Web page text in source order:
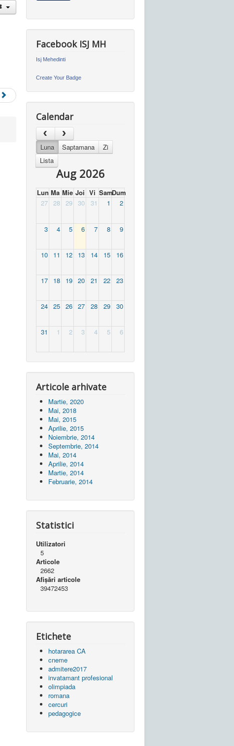
Facebook ISJ MH
Isj Mehedinti
Create Your Badge
Calendar
Luna Saptamana
Zi
Lista
Aug 2026
Lun Ma Mie Joi Vi SamDum
27
28 29 30 31 1 2
3 4 5 6 7 8 9
10 11 12 13 14 15 16
17 18 19 20 21 22 23
24 25 26 27 28 29 30
31 1 2 3 4 5 6
Articole arhivate
Martie, 2020
Mai, 2018
Mai, 2015
Aprilie, 2015
Noiembrie, 2014
Septembrie, 2014
Mai, 2014
Aprilie, 2014
Martie, 2014
Februarie, 2014
Statistici
Utilizatori
5
Articole
2662
Afișări articole
39472453
Etichete
hotararea CA
cneme
admitere2017
invatamant profesional
olimpiada
romana
cercuri
pedagogice